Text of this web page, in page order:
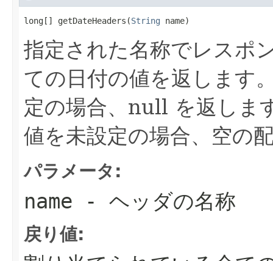
long[] getDateHeaders(String name)
指定された名称でレスポ
ての日付の値を返します
定の場合、null を返しま
値を未設定の場合、空の
パラメータ:
name - ヘッダの名称
戻り値: